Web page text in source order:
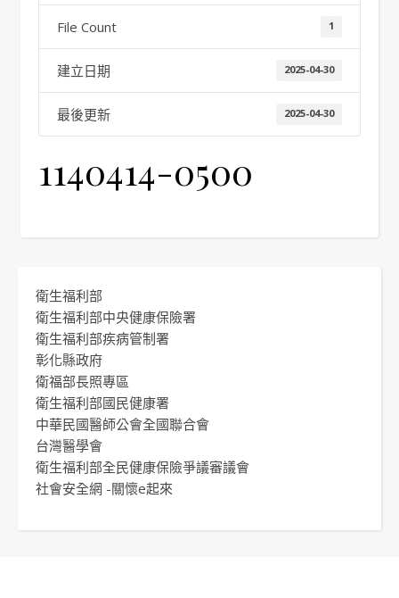
File Count 1
建立日期 2025-04-30
最後更新 2025-04-30
1140414-0500
衛生福利部
衛生福利部中央健康保險署
衛生福利部疾病管制署
彰化縣政府
衛福部長照專區
衛生福利部國民健康署
中華民國醫師公會全國聯合會
台灣醫學會
衛生福利部全民健康保險爭議審議會
社會安全網 -關懷e起來